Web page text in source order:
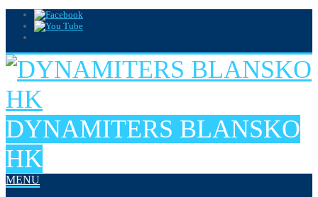
DYNAMITERS BLANSKO
HK
MENU